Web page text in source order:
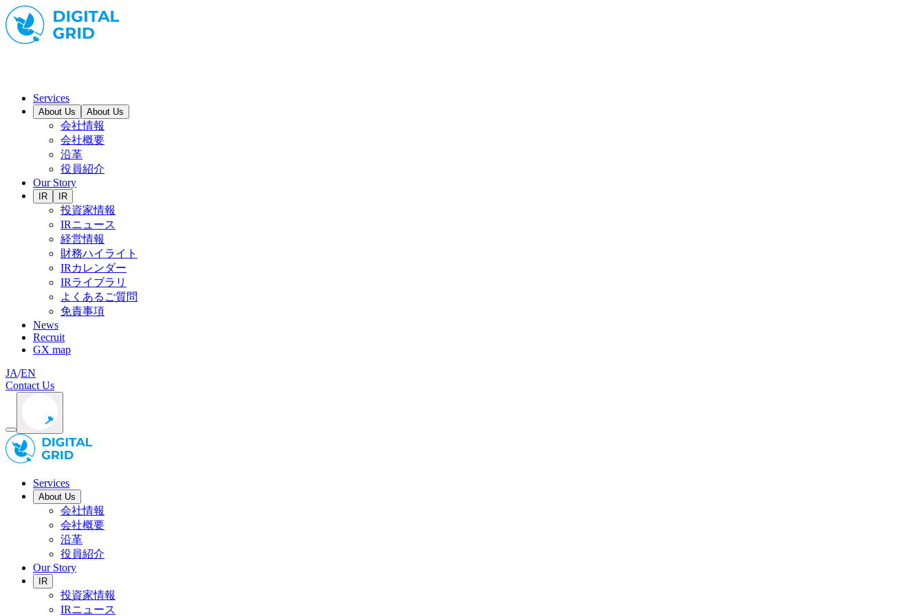
Services
About Us About Us
会社情報
会社概要
沿革
役員紹介
Our Story
IR IR
投資家情報
IRニュース
経営情報
財務ハイライト
IRカレンダー
IRライブラリ
よくあるご質問
免責事項
News
Recruit
GX map
JA/EN
Contact Us
Services
About Us
会社情報
会社概要
沿革
役員紹介
Our Story
IR
投資家情報
IRニュース